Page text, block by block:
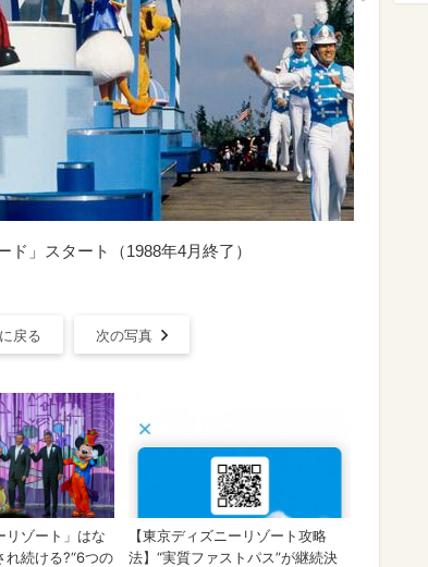
」スタート（1988年4月終了）
戻る 次の写真